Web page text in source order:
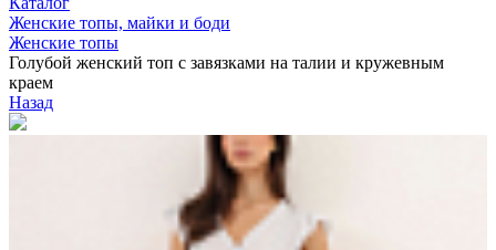
Женские топы, майки и боди
Женские топы
Голубой женский топ с завязками на талии и кружевным
краем
Назад